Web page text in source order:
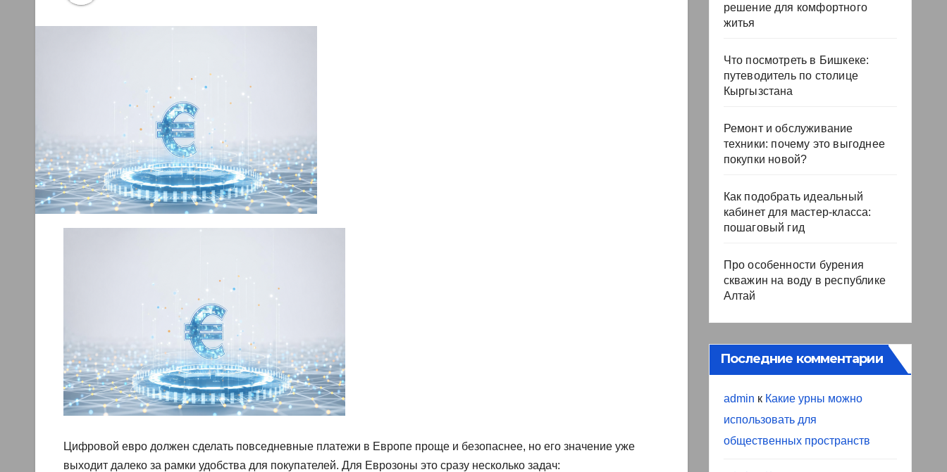
Цифровой евро должен сделать повседневные платежи в Европе проще и безопаснее, но его значение уже
выходит далеко за рамки удобства для покупателей. Для Еврозоны это сразу несколько задач:
решение для комфортного
житья
Что посмотреть в Бишкеке:
путеводитель по столице
Кыргызстана
Ремонт и обслуживание
техники: почему это выгоднее
покупки новой?
Как подобрать идеальный
кабинет для мастер-класса:
пошаговый гид
Про особенности бурения
скважин на воду в республике
Алтай
Последние комментарии
admin к Какие урны можно
использовать для
общественных пространств